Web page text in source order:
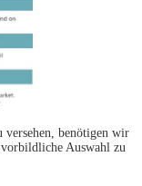
benötigen wir
Auswahl zu